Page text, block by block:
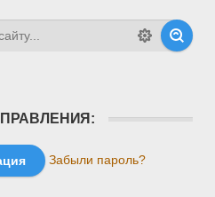
Забыли пароль?